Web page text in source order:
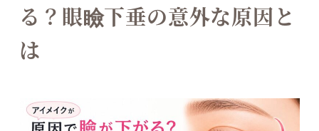
る？眼瞼下垂の意外な原因と
は